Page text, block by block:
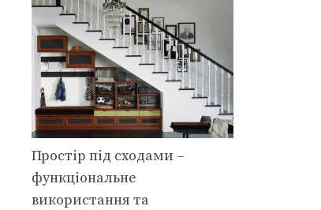
Простір під сходами –
функціональне
використання та